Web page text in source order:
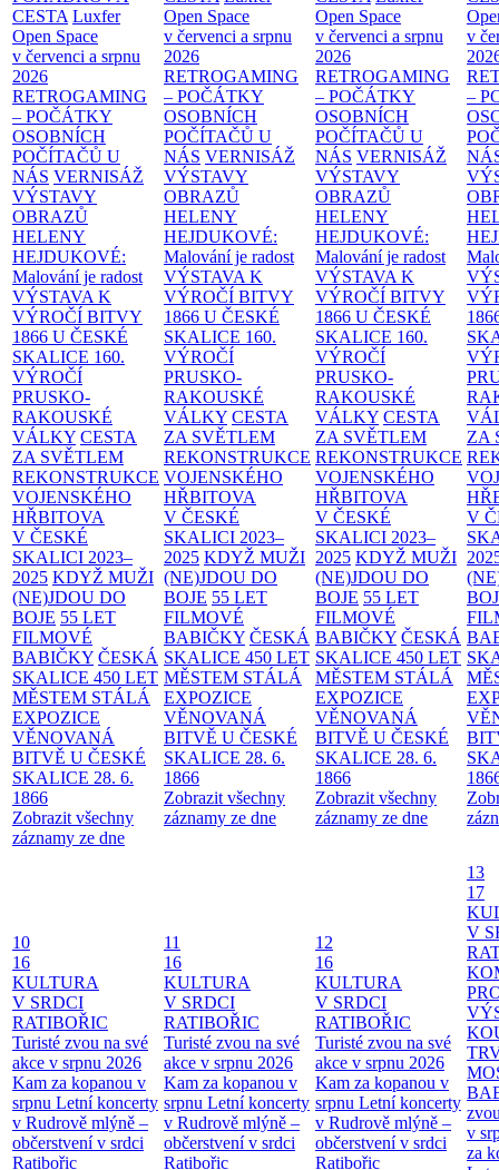
CESTA Luxfer
Open Space
v červenci a srpnu
2026
RETROGAMING
– POČÁTKY
OSOBNÍCH
POČÍTAČŮ U
NÁS VERNISÁŽ
VÝSTAVY
OBRAZŮ
HELENY
HEJDUKOVÉ:
Malování je radost
VÝSTAVA K
VÝROČÍ BITVY
1866 U ČESKÉ
SKALICE 160.
VÝROČÍ
PRUSKO-
RAKOUSKÉ
VÁLKY CESTA
ZA SVĚTLEM
REKONSTRUKCE
VOJENSKÉHO
HŘBITOVA
V ČESKÉ
SKALICI 2023–
2025 KDYŽ MUŽI
(NE)JDOU DO
BOJE 55 LET
FILMOVÉ
BABIČKY ČESKÁ
SKALICE 450 LET
MĚSTEM STÁLÁ
EXPOZICE
VĚNOVANÁ
BITVĚ U ČESKÉ
SKALICE 28. 6.
1866
Zobrazit všechny
záznamy ze dne
Open Space
v červenci a srpnu
2026
RETROGAMING
– POČÁTKY
OSOBNÍCH
POČÍTAČŮ U
NÁS VERNISÁŽ
VÝSTAVY
OBRAZŮ
HELENY
HEJDUKOVÉ:
Malování je radost
VÝSTAVA K
VÝROČÍ BITVY
1866 U ČESKÉ
SKALICE 160.
VÝROČÍ
PRUSKO-
RAKOUSKÉ
VÁLKY CESTA
ZA SVĚTLEM
REKONSTRUKCE
VOJENSKÉHO
HŘBITOVA
V ČESKÉ
SKALICI 2023–
2025 KDYŽ MUŽI
(NE)JDOU DO
BOJE 55 LET
FILMOVÉ
BABIČKY ČESKÁ
SKALICE 450 LET
MĚSTEM STÁLÁ
EXPOZICE
VĚNOVANÁ
BITVĚ U ČESKÉ
SKALICE 28. 6.
1866
Zobrazit všechny
záznamy ze dne
Open Space
v červenci a srpnu
2026
RETROGAMING
– POČÁTKY
OSOBNÍCH
POČÍTAČŮ U
NÁS VERNISÁŽ
VÝSTAVY
OBRAZŮ
HELENY
HEJDUKOVÉ:
Malování je radost
VÝSTAVA K
VÝROČÍ BITVY
1866 U ČESKÉ
SKALICE 160.
VÝROČÍ
PRUSKO-
RAKOUSKÉ
VÁLKY CESTA
ZA SVĚTLEM
REKONSTRUKCE
VOJENSKÉHO
HŘBITOVA
V ČESKÉ
SKALICI 2023–
2025 KDYŽ MUŽI
(NE)JDOU DO
BOJE 55 LET
FILMOVÉ
BABIČKY ČESKÁ
SKALICE 450 LET
MĚSTEM STÁLÁ
EXPOZICE
VĚNOVANÁ
BITVĚ U ČESKÉ
SKALICE 28. 6.
1866
Zobrazit všechny
záznamy ze dne
v
–
ZA
V
10
16
KULTURA
V SRDCI
RATIBOŘIC
Turisté zvou na své
akce v srpnu 2026
Kam za kopanou v
srpnu Letní koncerty
v Rudrově mlýně –
občerstvení v srdci
Ratibořic
11
16
KULTURA
V SRDCI
RATIBOŘIC
Turisté zvou na své
akce v srpnu 2026
Kam za kopanou v
srpnu Letní koncerty
v Rudrově mlýně –
občerstvení v srdci
Ratibořic
12
16
KULTURA
V SRDCI
RATIBOŘIC
Turisté zvou na své
akce v srpnu 2026
Kam za kopanou v
srpnu Letní koncerty
v Rudrově mlýně –
občerstvení v srdci
Ratibořic
13
17
V
v
za